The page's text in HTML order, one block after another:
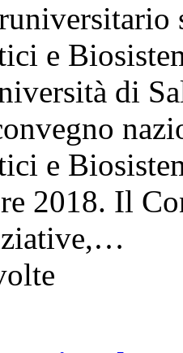
e
di
e
2018. Il